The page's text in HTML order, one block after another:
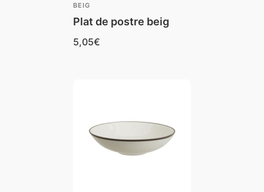
BEIG
Plat de postre beig
5,05€